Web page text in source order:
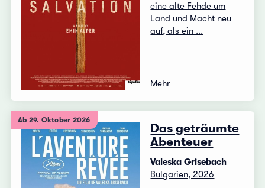
eine alte Fehde um
Land und Macht neu
auf, als ein ...
Mehr
Ab 29. Oktober 2026
Das geträumte
Abenteuer
Valeska Grisebach
Bulgarien, 2026